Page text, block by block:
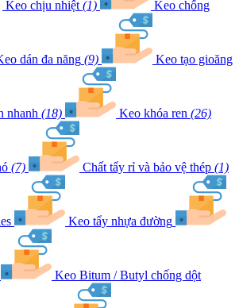
Keo chịu nhiệt (1) Keo chống
dán đa năng (9) Keo tạo gioăng
nhanh (18) Keo khóa ren (26)
(7) Chất tẩy rỉ và bảo vệ thép (1)
Keo tẩy nhựa đường
Keo Bitum / Butyl chống dột